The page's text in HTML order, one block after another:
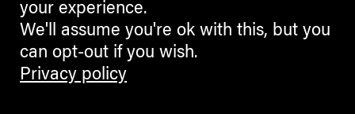
your experience.
We'll assume you're ok with this, but you
can opt-out if you wish.
Privacy policy